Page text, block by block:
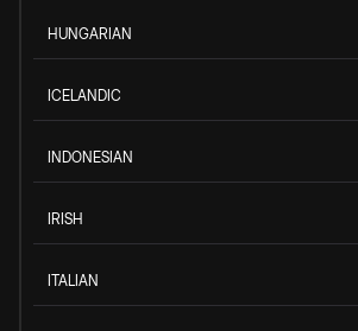
HUNGARIAN
ICELANDIC
INDONESIAN
IRISH
ITALIAN